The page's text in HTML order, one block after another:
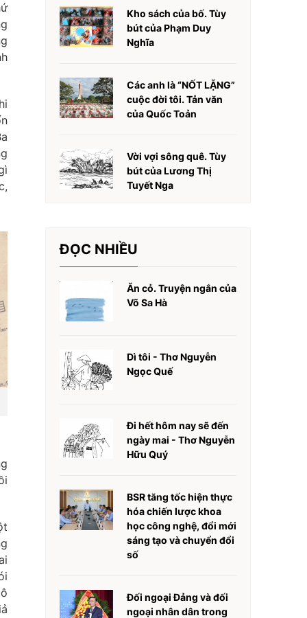
Kho sách của bố. Tùy
bút của Phạm Duy
Nghĩa
Các anh là “NỐT LẶNG”
cuộc đời tôi. Tản văn
của Quốc Toản
Vời vợi sông quê. Tùy
bút của Lương Thị
Tuyết Nga
ĐỌC NHIỀU
Ăn cỏ. Truyện ngắn của
Võ Sa Hà
Dì tôi - Thơ Nguyễn
Ngọc Quế
Đi hết hôm nay sẽ đến
ngày mai - Thơ Nguyễn
Hữu Quý
BSR tăng tốc hiện thực
hóa chiến lược khoa
học công nghệ, đổi mới
sáng tạo và chuyển đổi
số
Đối ngoại Đảng và đối
ngoại nhân dân trong